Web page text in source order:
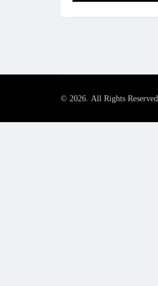
© 2026. All Rights Reserved.